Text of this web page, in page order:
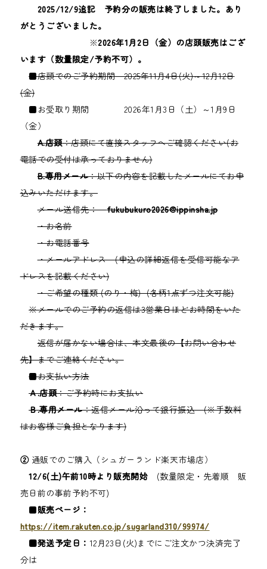
2025/12/9追記 予約分の販売は終了しました。あり
がとうございました。
※2026年1月2日（金）の店頭販売はござ
います（数量限定/予約不可）。
■店頭でのご予約期間 2025年11月4日(火)～12月12日
(金)
■お受取り期間 2026年1月3日（土）～1月9日
（金）
A.店頭：店頭にて直接スタッフへご確認ください(お
電話での受付は承っておりません)
B.専用メール：以下の内容を記載したメールにてお申
込みいただけます。
メール送信先：fukubukuro2026@ippinsha.jp
・お名前
・お電話番号
・メールアドレス (申込の詳細返信を受信可能なア
ドレスを記載ください)
・ご希望の種類 (のり・梅) (各柄1点ずつ注文可能)
※メールでのご予約の返信は3営業日ほどお時間をいた
だきます。
返信が届かない場合は、本文最後の【お問い合わせ
先】までご連絡ください。
■お支払い方法
Ａ.店頭：ご予約時にお支払い
Ｂ.専用メール：返信メール沿って銀行振込 (※手数料
はお客様ご負担となります)
② 通販でのご購入（シュガーランド楽天市場店）
12/6(土)午前10時より販売開始 (数量限定・先着順 販
売日前の事前予約不可)
■販売ページ：
https://item.rakuten.co.jp/sugarland310/99974/
■発送予定日： 12月23日(火)までにご注文かつ決済完了
分は